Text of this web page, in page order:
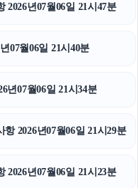
애견파양
마포구하수구막힘
년07월06일 21시47분
07월06일 21시40분
년07월06일 21시34분
2026년07월06일 21시29분
년07월06일 21시23분